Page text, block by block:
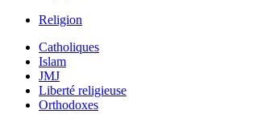
Religion
Catholiques
Islam
JMJ
Liberté religieuse
Orthodoxes